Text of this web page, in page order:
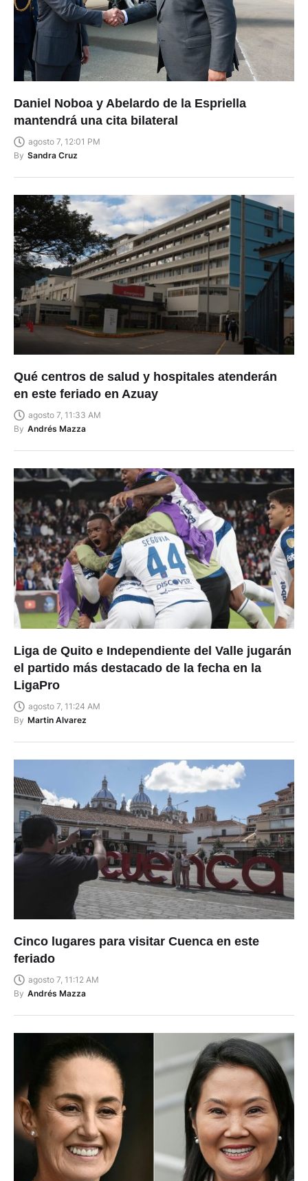
Daniel Noboa y Abelardo de la Espriella
mantendrá una cita bilateral
agosto 7, 12:01 PM
By Sandra Cruz
Qué centros de salud y hospitales atenderán
en este feriado en Azuay
agosto 7, 11:33 AM
By Andrés Mazza
Liga de Quito e Independiente del Valle jugarán
el partido más destacado de la fecha en la
LigaPro
agosto 7, 11:24 AM
By Martin Alvarez
Cinco lugares para visitar Cuenca en este
feriado
agosto 7, 11:12 AM
By Andrés Mazza